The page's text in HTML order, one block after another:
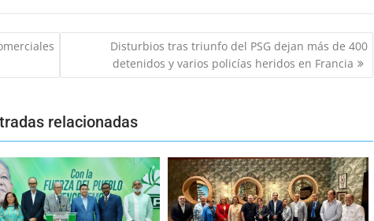
Disturbios tras triunfo del PSG dejan más de 400
detenidos y varios policías heridos en Francia
relacionadas